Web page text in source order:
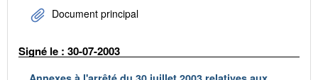
Document principal
Signé le : 30-07-2003